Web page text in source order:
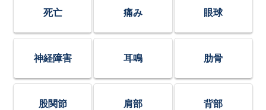
死亡 痛み 眼球
神経障害 耳鳴 肋骨
股関節 肩部 背部